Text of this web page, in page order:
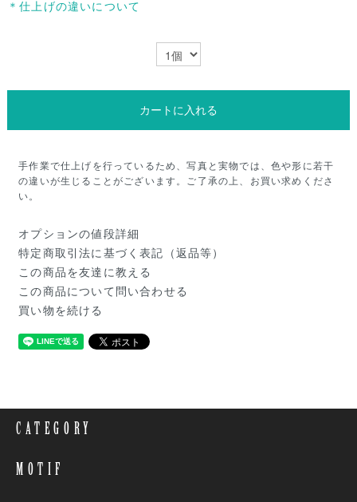
＊仕上げの違いについて
カートに入れる
手作業で仕上げを行っているため、写真と実物では、色や形に若干
の違いが生じることがございます。ご了承の上、お買い求めくださ
い。
オプションの値段詳細
特定商取引法に基づく表記（返品等）
この商品を友達に教える
この商品について問い合わせる
買い物を続ける
CATEGORY
MOTIF